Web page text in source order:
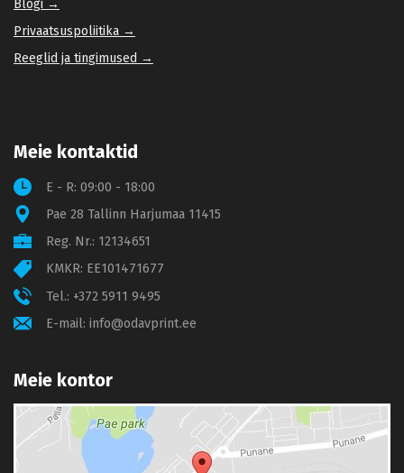
Blogi →
Privaatsuspoliitika →
Reeglid ja tingimused →
Meie kontaktid
E - R: 09:00 - 18:00
Pae 28 Tallinn Harjumaa 11415
Reg. Nr.: 12134651
KMKR: EE101471677
Tel.: +372 5911 9495
E-mail: info@odavprint.ee
Meie kontor